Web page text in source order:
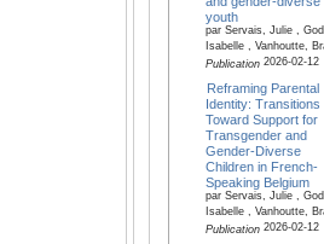
youth
par Servais, Julie ,
Isabelle , Vanhoutte,
Publication2026-02-12
Reframing Parental
Identity: Transitions
Toward Support for
Transgender and
Gender-Diverse
Children in French-
Speaking Belgium
par Servais, Julie ,
Isabelle , Vanhoutte,
Publication2026-02-12